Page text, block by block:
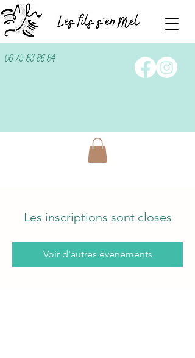
06 75 83 86 84
Les inscriptions sont closes
Voir d'autres événements